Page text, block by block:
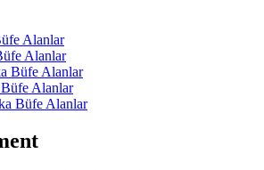
Alanlar
Alanlar
Büfe Alanlar
Alanlar
Büfe Alanlar